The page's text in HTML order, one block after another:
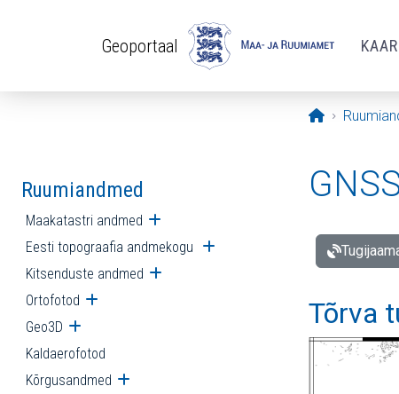
Geoportaal
Avaleht
Ruumiandmed
Maakatastri andmed Ava alammenüü
Eesti topograafia andmekogu Ava alammenüü
Kitsenduste andmed Ava alammenüü
Ortofotod Ava alammenüü
Geo3D Ava alammenüü
Kaldaerofotod
Kõrgusandmed Ava alammenüü
Tõrva